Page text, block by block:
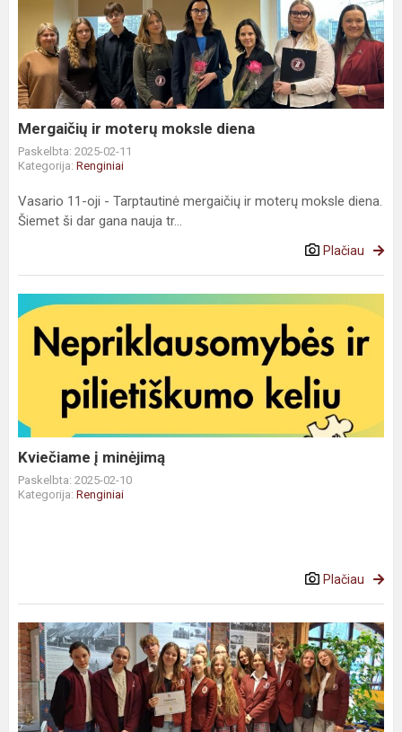
Mergaičių ir moterų moksle diena
Paskelbta: 2025-02-11
Kategorija: Renginiai
Vasario 11-oji - Tarptautinė mergaičių ir moterų moksle diena.
Šiemet ši dar gana nauja tr...
Plačiau
Kviečiame į minėjimą
Paskelbta: 2025-02-10
Kategorija: Renginiai
Plačiau